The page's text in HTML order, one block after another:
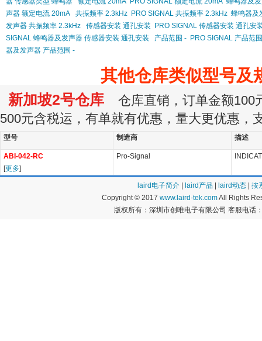
声器 额定电流 20mA
共振频率 2.3kHz PRO SIGNAL 共振频率 2.3kHz 蜂鸣器及
发声器 共振频率 2.3kHz
传感器安装 通孔安装
PRO SIGNAL 传感器安装 通孔安
SIGNAL 蜂鸣器及发声器 传感器安装 通孔安装
产品范围 - PRO SIGNAL 产品范
器及发声器 产品范围 -
其他仓库类似型号及
新加坡2号仓库 仓库直销，订单金额100
500元含税运，有单就有优惠，量大更优惠，
型号 制造商 描述
ABI-042-RC
[更多]
Pro-Signal
laird电子简介 laird产品 laird动态
按
Copyright © 2017 www.laird-tek.comAll Rights
版权所有：深圳市创唯电子有限公司 客服电话